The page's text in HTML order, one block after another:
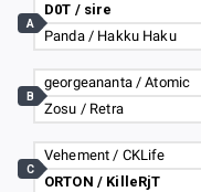
D0T / sire
Panda / Hakku Haku
A
georgeananta / Atomic
Zosu / Retra
B
Vehement / CKLife
ORTON / KilleRjT
C